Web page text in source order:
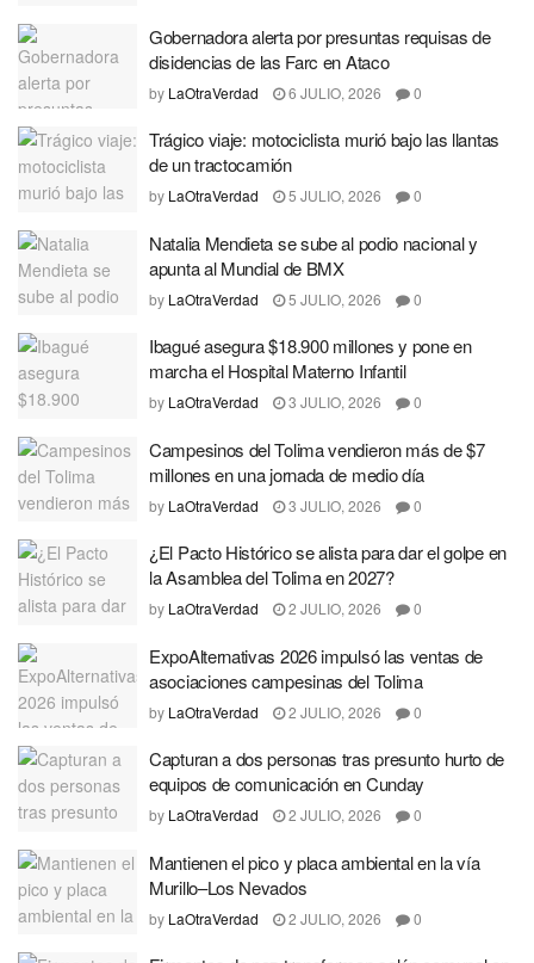
Gobernadora alerta por presuntas requisas de
disidencias de las Farc en Ataco
by LaOtraVerdad 6 JULIO, 2026 0
Trágico viaje: motociclista murió bajo las llantas
de un tractocamión
by LaOtraVerdad 5 JULIO, 2026 0
Natalia Mendieta se sube al podio nacional y
apunta al Mundial de BMX
by LaOtraVerdad 5 JULIO, 2026 0
Ibagué asegura $18.900 millones y pone en
marcha el Hospital Materno Infantil
by LaOtraVerdad 3 JULIO, 2026 0
Campesinos del Tolima vendieron más de $7
millones en una jornada de medio día
by LaOtraVerdad 3 JULIO, 2026 0
¿El Pacto Histórico se alista para dar el golpe en
la Asamblea del Tolima en 2027?
by LaOtraVerdad 2 JULIO, 2026 0
ExpoAlternativas 2026 impulsó las ventas de
asociaciones campesinas del Tolima
by LaOtraVerdad 2 JULIO, 2026 0
Capturan a dos personas tras presunto hurto de
equipos de comunicación en Cunday
by LaOtraVerdad 2 JULIO, 2026 0
Mantienen el pico y placa ambiental en la vía
Murillo–Los Nevados
by LaOtraVerdad 2 JULIO, 2026 0